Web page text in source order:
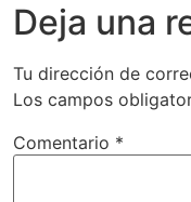
Deja una
Tu dirección de
Los campos
Comentario *